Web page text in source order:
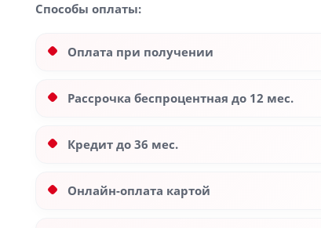
Способы оплаты:
Оплата при получении
Рассрочка беспроцентная до 12 мес.
Кредит до 36 мес.
Онлайн-оплата картой